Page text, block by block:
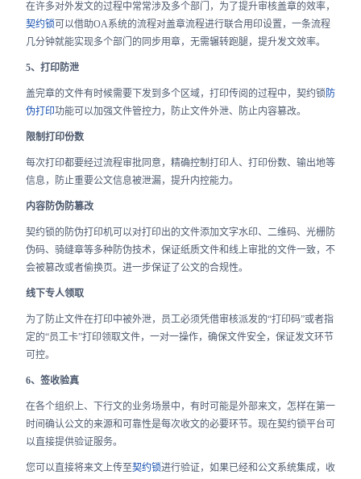
在许多对外发文的过程中常常涉及多个部门，为了提升审核盖章的效率，
契约锁 可以借助OA系统的流程对盖章流程进行联合用印设置，一条流程
几分钟就能实现多个部门的同步用章，无需辗转跑腿，提升发文效率。
5、打印防泄
盖完章的文件有时候需要下发到多个区域，打印传阅的过程中，契约锁 防
伪打印功能可以加强文件管控力，防止文件外泄、防止内容篡改。
限制打印份数
每次打印都要经过流程审批同意，精确控制打印人、打印份数、输出地等
信息，防止重要公文信息被泄漏，提升内控能力。
内容防伪防篡改
契约锁的防伪打印机可以对打印出的文件添加文字水印、二维码、光栅防
伪码、骑缝章等多种防伪技术，保证纸质文件和线上审批的文件一致，不
会被篡改或者偷换页。进一步保证了公文的合规性。
线下专人领取
为了防止文件在打印中被外泄，员工必须凭借审核派发的“打印码”或者指
定的“员工卡”打印领取文件，一对一操作，确保文件安全，保证发文环节
可控。
6、签收验真
在各个组织上、下行文的业务场景中，有时可能是外部来文，怎样在第一
时间确认公文的来源和可靠性是每次收文的必要环节。现在契约锁平台可
以直接提供验证服务。
您可以直接将来文上传至契约锁进行验证，如果已经和公文系统集成，收